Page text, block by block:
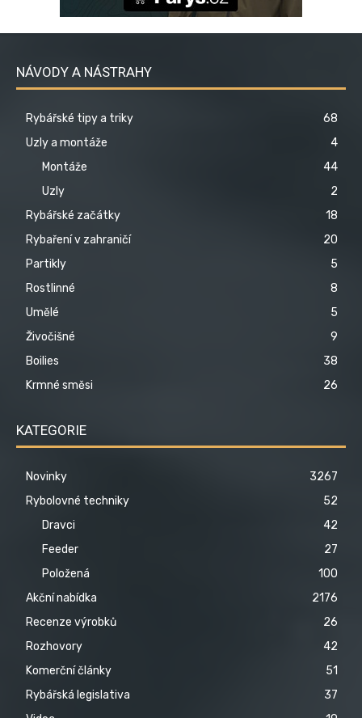
NÁVODY A NÁSTRAHY
Rybářské tipy a triky
68
Uzly a montáže
4
Montáže
44
Uzly
2
Rybářské začátky
18
Rybaření v zahraničí
20
Partikly
5
Rostlinné
8
Umělé
5
Živočišné
9
Boilies
38
Krmné směsi
26
KATEGORIE
Novinky
3267
Rybolovné techniky
52
Dravci
42
Feeder
27
Položená
100
Akční nabídka
2176
Recenze výrobků
26
Rozhovory
42
Komerční články
51
Rybářská legislativa
37